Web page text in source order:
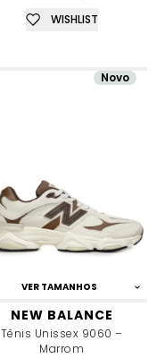
WISHLIST
VER TAMANHOS
NEW BALANCE
Tênis Unissex 9060 –
Marrom
Novo